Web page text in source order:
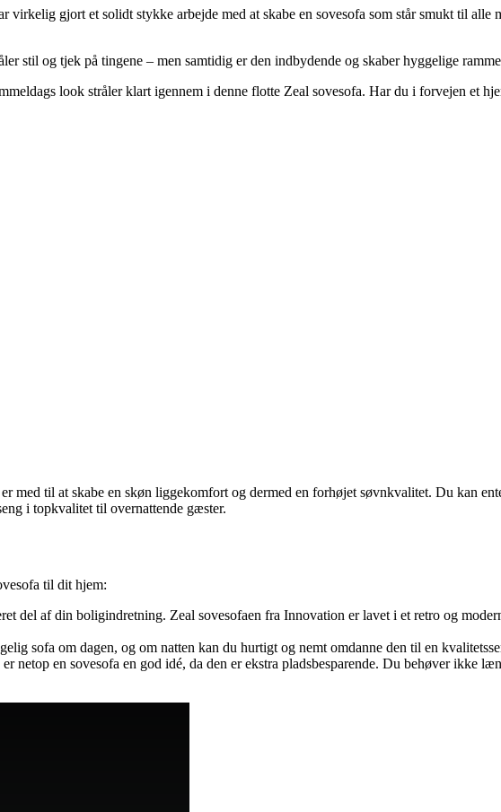
gjort et solidt stykke arbejde med at skabe en sovesofa som står smukt til alle
stil og tjek på tingene – men samtidig er den indbydende og skaber hyggelige
look stråler klart igennem i denne flotte Zeal sovesofa. Har du i forvejen et
med til at skabe en skøn liggekomfort og dermed en forhøjet søvnkvalitet. Du kan
i topkvalitet til overnattende gæster.
til dit hjem:
del af din boligindretning. Zeal sovesofaen fra Innovation er lavet i et retro og
sofa om dagen, og om natten kan du hurtigt og nemt omdanne den til en
netop en sovesofa en god idé, da den er ekstra pladsbesparende. Du behøver ikke